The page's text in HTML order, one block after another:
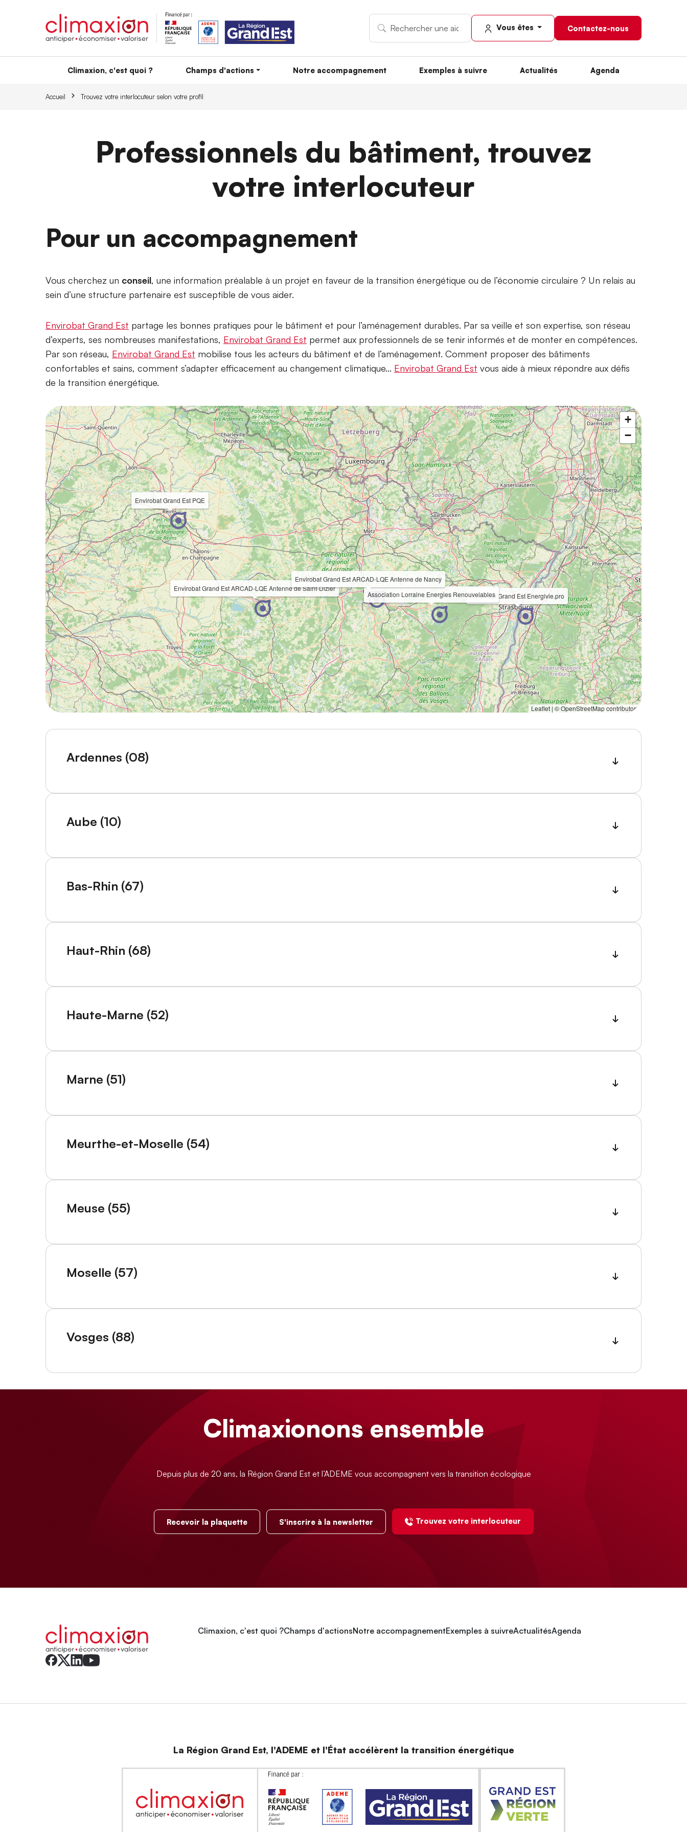
Vous êtes Contactez-nous
Climaxion, c'est quoi ? Champs d'actions Notre accompagnement Exemples à suivre Actualités Agenda
Accueil Trouvez votre interlocuteur selon votre profil
Professionnels du bâtiment, trouvez
votre interlocuteur
Pour un accompagnement
Vous cherchez un conseil, une information préalable à un projet en faveur de la transition énergétique ou de l’économie circulaire ? Un relais au
sein d’une structure partenaire est susceptible de vous aider.
Envirobat Grand Est partage les bonnes pratiques pour le bâtiment et pour l’aménagement durables. Par sa veille et son expertise, son réseau
d’experts, ses nombreuses manifestations, Envirobat Grand Est permet aux professionnels de se tenir informés et de monter en compétences.
Par son réseau, Envirobat Grand Est mobilise tous les acteurs du bâtiment et de l’aménagement. Comment proposer des bâtiments
confortables et sains, comment s’adapter efficacement au changement climatique... Envirobat Grand Est vous aide à mieux répondre aux défis
de la transition énergétique.
Envirobat Grand Est PQE
Envirobat Grand Est ARCAD-LQE Antenne de Saint-Dizier
Envirobat Grand Est Energivie.pro
Association Lorraine Energies Renouvelables
Envirobat Grand Est ARCAD-LQE Antenne de Nancy
+
−
Leaflet | ©OpenStreetMapcontributors
Ardennes (08)
Aube (10)
Bas-Rhin (67)
Haut-Rhin (68)
Haute-Marne (52)
Marne (51)
Meurthe-et-Moselle (54)
Meuse (55)
Moselle (57)
Vosges (88)
Climaxionons ensemble
Depuis plus de 20 ans, la Région Grand Est et l’ADEME vous accompagnent vers la transition écologique
Recevoir la plaquette S'inscrire à la newsletter Trouvez votre interlocuteur
Climaxion, c'est quoi ?Champs d'actionsNotre accompagnementExemples à suivreActualitésAgenda
La Région Grand Est, l'ADEME et l'État accélèrent la transition énergétique